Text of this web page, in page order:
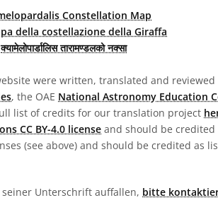
Constellation Map
della costellazione della Giraffa
क्यामेलोपार्डालिस तारामण्डलको नक्सा
were written, translated and reviewed
, the OAE National Astronomy Education
list of credits for our translation project
CC BY-4.0 license and should be credited
(see above) and should be credited as
Unterschrift auffallen, bitte